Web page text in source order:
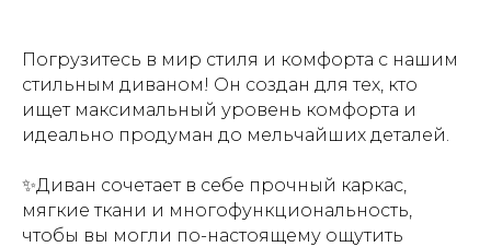
Погрузитесь в мир стиля и комфорта с нашим
стильным диваном! Он создан для тех, кто
ищет максимальный уровень комфорта и
идеально продуман до мельчайших деталей.
✨Диван сочетает в себе прочный каркас,
мягкие ткани и многофункциональность,
чтобы вы могли по-настоящему ощутить